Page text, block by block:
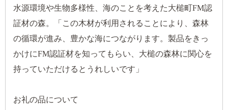
水源環境や生物多様性、海のことを考えた大槌町FM認
証材の森。「この木材が利用されることにより、森林
の循環が進み、豊かな海につながります。製品をきっ
かけにFM認証材を知ってもらい、大槌の森林に関心を
持っていただけるとうれしいです」
お礼の品について